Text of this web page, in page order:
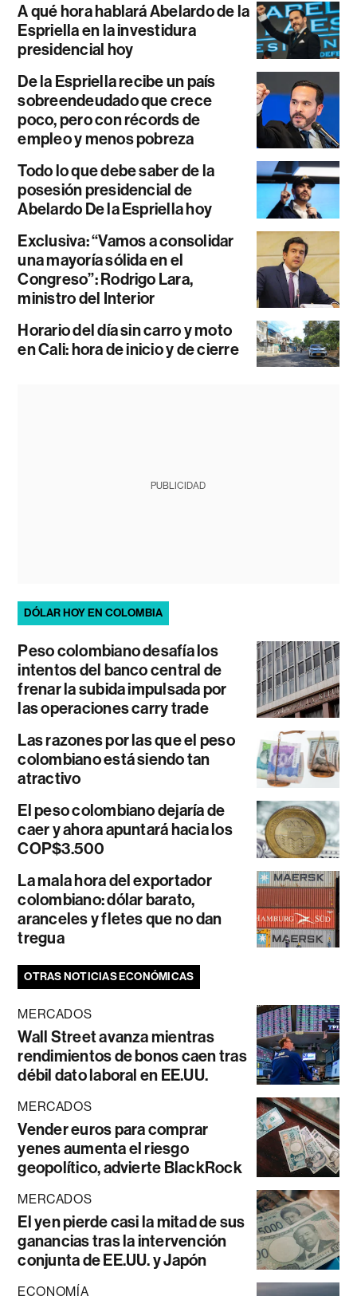
A qué hora hablará Abelardo de la
Espriella en la investidura
presidencial hoy
De la Espriella recibe un país
sobreendeudado que crece
poco, pero con récords de
empleo y menos pobreza
Todo lo que debe saber de la
posesión presidencial de
Abelardo De la Espriella hoy
Exclusiva: “Vamos a consolidar
una mayoría sólida en el
Congreso”: Rodrigo Lara,
ministro del Interior
Horario del día sin carro y moto
en Cali: hora de inicio y de cierre
PUBLICIDAD
DÓLAR HOY EN COLOMBIA
Peso colombiano desafía los
intentos del banco central de
frenar la subida impulsada por
las operaciones carry trade
Las razones por las que el peso
colombiano está siendo tan
atractivo
El peso colombiano dejaría de
caer y ahora apuntará hacia los
COP$3.500
La mala hora del exportador
colombiano: dólar barato,
aranceles y fletes que no dan
tregua
OTRAS NOTICIAS ECONÓMICAS
MERCADOS
Wall Street avanza mientras
rendimientos de bonos caen tras
débil dato laboral en EE.UU.
MERCADOS
Vender euros para comprar
yenes aumenta el riesgo
geopolítico, advierte BlackRock
MERCADOS
El yen pierde casi la mitad de sus
ganancias tras la intervención
conjunta de EE.UU. y Japón
ECONOMÍA